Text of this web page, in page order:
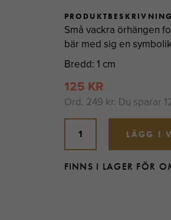
PRODUKTBESKRIVNING
Små vackra örhängen
bär med sig en
Bredd: 1 cm
125 KR
Ord. 249 kr. Du sparar
LÄGG I
FINNS I LAGER FÖR